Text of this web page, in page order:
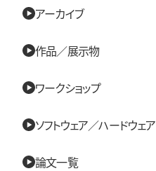
アーカイブ
作品／展示物
ワークショップ
ソフトウェア／ハードウェア
論文一覧